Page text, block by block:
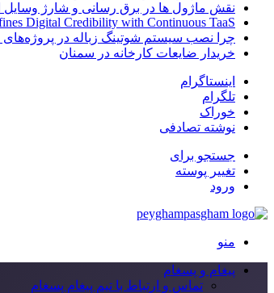
نقش ماژول ها در برق رسانی و شارژ وسایل
Digital Credibility with Continuous TaaS
چرا نصب سیستم شوتینگ زباله در
خریدار ضایعات کارخانه در سمنان
اینستاگرام
تلگرام
خوراک
نوشته تصادفی
جستجو برای
تغییر پوسته
ورود
منو
پیغام و پسغام
تماس و ارتباط با تیم پیغام پسغام